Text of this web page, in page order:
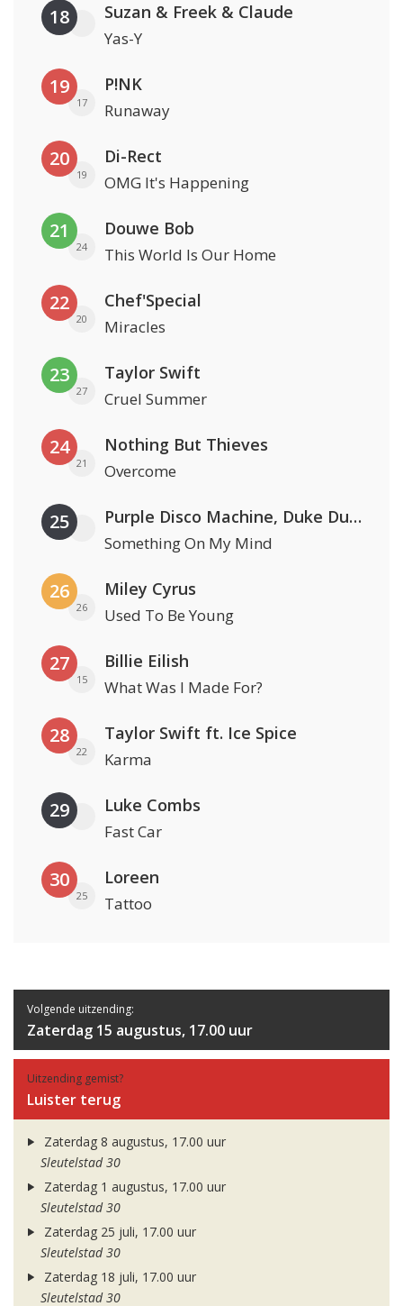
18 Suzan & Freek & Claude
Yas-Y
19
17
P!NK
Runaway
20
19
Di-Rect
OMG It's Happening
21
24
Douwe Bob
This World Is Our Home
22
20
Chef'Special
Miracles
23
27
Taylor Swift
Cruel Summer
24
21
Nothing But Thieves
Overcome
25 Purple Disco Machine, Duke Dumont & Nothing But Thieves
Something On My Mind
26
26
Miley Cyrus
Used To Be Young
27
15
Billie Eilish
What Was I Made For?
28
22
Taylor Swift ft. Ice Spice
Karma
29 Luke Combs
Fast Car
30
25
Loreen
Tattoo
Volgende uitzending:
Zaterdag 15 augustus, 17.00 uur
Uitzending gemist?
Luister terug
Zaterdag 8 augustus, 17.00 uur
Sleutelstad 30
Zaterdag 1 augustus, 17.00 uur
Sleutelstad 30
Zaterdag 25 juli, 17.00 uur
Sleutelstad 30
Zaterdag 18 juli, 17.00 uur
Sleutelstad 30